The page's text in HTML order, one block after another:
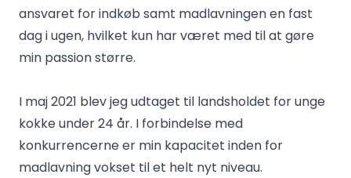
ansvaret for indkøb samt madlavningen en fast
dag i ugen, hvilket kun har været med til at gøre
min passion større.
I maj 2021 blev jeg udtaget til landsholdet for unge
kokke under 24 år. I forbindelse med
konkurrencerne er min kapacitet inden for
madlavning vokset til et helt nyt niveau.